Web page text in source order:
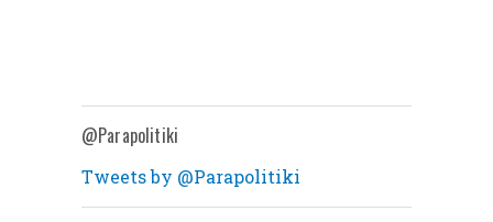
@Parapolitiki
Tweets by @Parapolitiki